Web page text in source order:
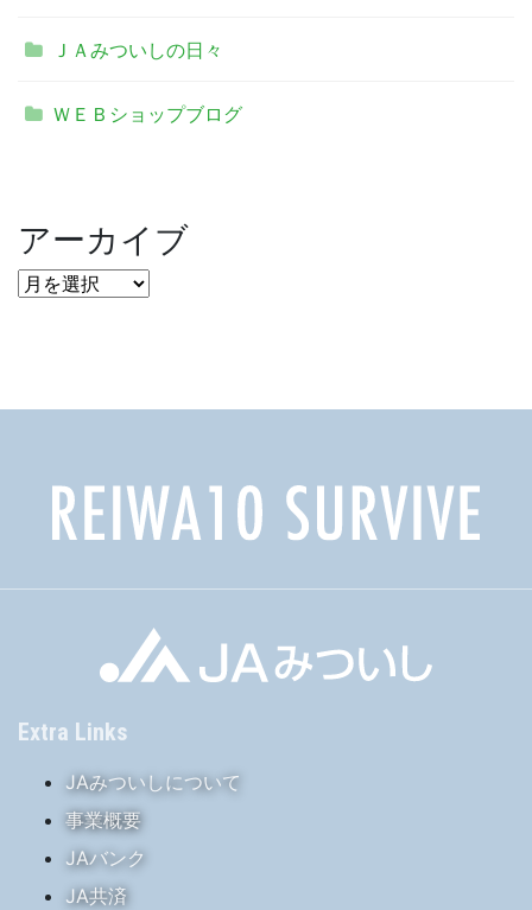
ＪＡみついしの日々
ＷＥＢショップブログ
アーカイブ
ア
Extra Links
JAみついしについて
事業概要
JAバンク
JA共済